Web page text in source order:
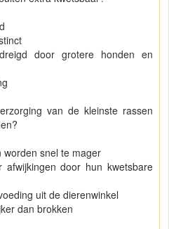
door grotere honden en
van de kleinste rassen
worden snel te mager
door hun kwetsbare
uit de dierenwinkel
dan brokken